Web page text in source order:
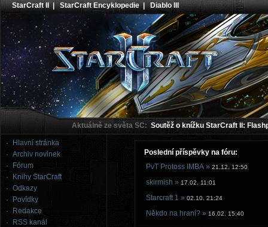
StarCraft II |StarCraft Encyklopedie|Diablo III
Aktuálně ze světa SC: Soutěž o knížku StarCraft II:
Hlavní stránka
Archiv novinek
Fórum
Knihy StarCraft
Odkazy
Povídky
Redakce
RSS kanál
Poslední příspěvky na fóru:
PvT Protoss IMBA » 21.12. 12:50
skirmish » 17.02. 11:01
Starcraft 1 » 02.10. 21:24
Někdo na hraní? » 16.02. 15:40